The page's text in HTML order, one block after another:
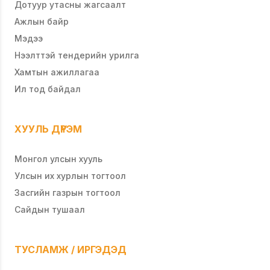
Дотуур утасны жагсаалт
Ажлын байр
Мэдээ
Нээлттэй тендерийн урилга
Хамтын ажиллагаа
Ил тод байдал
ХУУЛЬ ДҮРЭМ
Монгол улсын хууль
Улсын их хурлын тогтоол
Засгийн газрын тогтоол
Сайдын тушаал
ТУСЛАМЖ / ИРГЭДЭД